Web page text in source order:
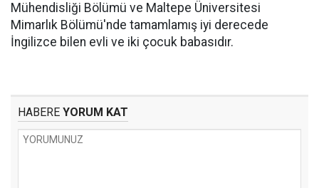
Mühendisliği Bölümü ve Maltepe Üniversitesi
Mimarlık Bölümü'nde tamamlamış iyi derecede
İngilizce bilen evli ve iki çocuk babasıdır.
HABERE YORUM KAT